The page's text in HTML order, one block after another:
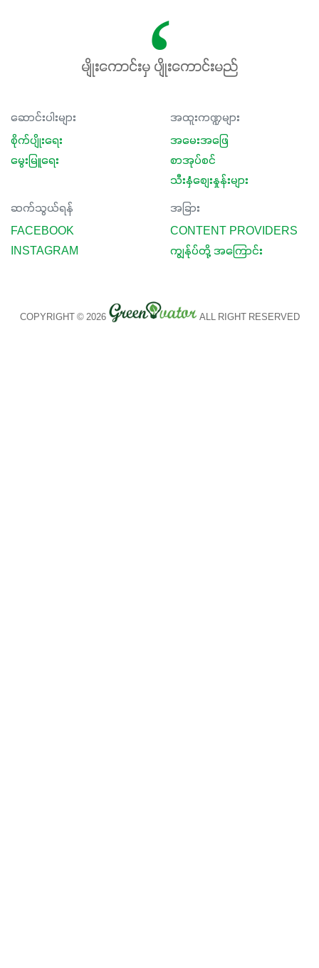
မလို့ အတွေးမများဘဲ သီးနှံတိုင်းကြီးထွားအောင် ဖန်းလင့်ရဲ့ #စ
မတ်သီးစုံကို သုံးကြပါစို့....
မျိုးကောင်းမှ ပျိုးကောင်းမည်
ဆောင်းပါးများ
စိုက်ပျိုးရေး
မွေးမြူရေး
အထူးကဏ္ဍများ
အမေးအဖြေ
စာအုပ်စင်
သီးနှံစျေးနှုန်းများ
ဆက်သွယ်ရန်
FACEBOOK
INSTAGRAM
အခြား
CONTENT PROVIDERS
ကျွန်ုပ်တို့ အကြောင်း
COPYRIGHT © 2026 ALL RIGHT RESERVED